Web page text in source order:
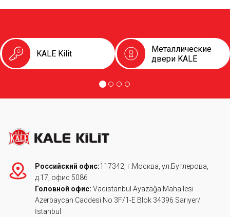
KALE Kilit
Металлические
двери KALE
Российский офис:117342, г.Москва, ул.Бутлерова,
д.17, офис 5086
Головной офис: Vadistanbul Ayazağa Mahallesi
Azerbaycan Caddesi No 3F/1-E Blok 34396 Sarıyer/
İstanbul